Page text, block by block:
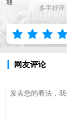
多半好评
网友评论